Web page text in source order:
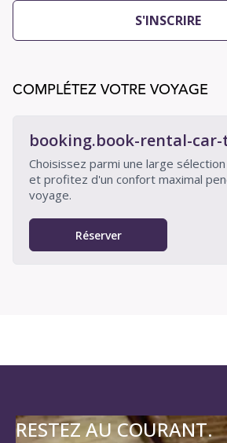
S'INSCRIRE
COMPLÉTEZ VOTRE VOYAGE
booking.book-rental-
Choisissez parmi une large
et profitez d'un confort maximal
voyage.
Réserver
RESTEZ AU COURANT.